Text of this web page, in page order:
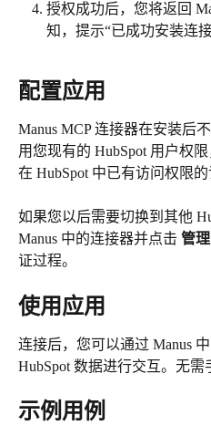
授权成功后，您将返回
知，提示“已成功安装连接
配置应用
Manus MCP 连接器在安装后
用您现有的 HubSpot 用户权
在 HubSpot 中已有访问权限的
如果您以后需要切换到其他
Manus 中的连接器并点击 管理
证过程。
使用应用
连接后，您可以通过 Manus
HubSpot 数据进行交互。无需
示例用例